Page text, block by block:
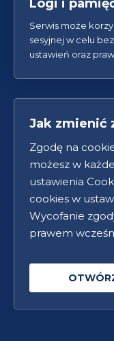
Logi i
Serwis może
sesyjnej w celu
ustawień oraz
Jak zmienić
Zgodę na
możesz w
ustawienia
cookies w
Wycofanie
prawem